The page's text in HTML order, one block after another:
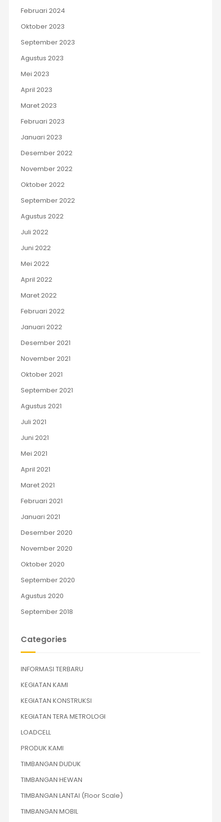
Februari 2024
Oktober 2023
September 2023
Agustus 2023
Mei 2023
April 2023
Maret 2023
Februari 2023
Januari 2023
Desember 2022
November 2022
Oktober 2022
September 2022
Agustus 2022
Juli 2022
Juni 2022
Mei 2022
April 2022
Maret 2022
Februari 2022
Januari 2022
Desember 2021
November 2021
Oktober 2021
September 2021
Agustus 2021
Juli 2021
Juni 2021
Mei 2021
April 2021
Maret 2021
Februari 2021
Januari 2021
Desember 2020
November 2020
Oktober 2020
September 2020
Agustus 2020
September 2018
Categories
INFORMASI TERBARU
KEGIATAN KAMI
KEGIATAN KONSTRUKSI
KEGIATAN TERA METROLOGI
LOADCELL
PRODUK KAMI
TIMBANGAN DUDUK
TIMBANGAN HEWAN
TIMBANGAN LANTAI (Floor Scale)
TIMBANGAN MOBIL